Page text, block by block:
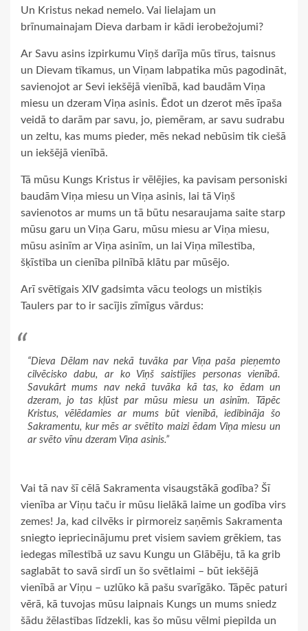
Un Kristus nekad nemelo. Vai lielajam un
brīnumainajam Dieva darbam ir kādi ierobežojumi?
Ar Savu asins izpirkumu Viņš darīja mūs tīrus, taisnus
un Dievam tīkamus, un Viņam labpatika mūs pagodināt,
savienojot ar Sevi iekšējā vienībā, kad baudām Viņa
miesu un dzeram Viņa asinis. Ēdot un dzerot mēs īpaša
veidā to darām par savu, jo, piemēram, ar savu sudrabu
un zeltu, kas mums pieder, mēs nekad nebūsim tik ciešā
un iekšējā vienībā.
Tā mūsu Kungs Kristus ir vēlējies, ka pavisam personiski
baudām Viņa miesu un Viņa asinis, lai tā Viņš
savienotos ar mums un tā būtu nesaraujama saite starp
mūsu garu un Viņa Garu, mūsu miesu ar Viņa miesu,
mūsu asinīm ar Viņa asinīm, un lai Viņa mīlestība,
šķīstība un cienība pilnībā klātu par mūsējo.
Arī svētīgais XIV gadsimta vācu teologs un mistiķis
Taulers par to ir sacījis zīmīgus vārdus:
“Dieva Dēlam nav nekā tuvāka par Viņa paša pieņemto
cilvēcisko dabu, ar ko Viņš saistījies personas vienībā.
Savukārt mums nav nekā tuvāka kā tas, ko ēdam un
dzeram, jo tas kļūst par mūsu miesu un asinīm. Tāpēc
Kristus, vēlēdamies ar mums būt vienībā, iedibināja šo
Sakramentu, kur mēs ar svētīto maizi ēdam Viņa miesu un
ar svēto vīnu dzeram Viņa asinis.”
Vai tā nav šī cēlā Sakramenta visaugstākā godība? Šī
vienība ar Viņu taču ir mūsu lielākā laime un godība virs
zemes! Ja, kad cilvēks ir pirmoreiz saņēmis Sakramenta
sniegto iepriecinājumu pret visiem saviem grēkiem, tas
iedegas mīlestībā uz savu Kungu un Glābēju, tā ka grib
saglabāt to savā sirdī un šo svētlaimi – būt iekšējā
vienībā ar Viņu – uzlūko kā pašu svarīgāko. Tāpēc paturi
vērā, kā tuvojas mūsu laipnais Kungs un mums sniedz
šādu žēlastības līdzekli, kas šo mūsu vēlmi piepilda un